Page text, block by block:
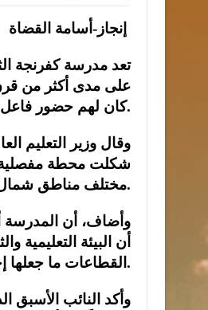
على مدى أكثر من قرن
كان لهم حضور فاعل في مسيرة التنمية والبناء.
وقال وزير التعليم
شكلت محطة مفصلية
مختلف مناطق شمال المملكة في وقت كانت فيه فرص التعليم محدودة.
وأضاف، أن المدرسة
أن البيئة
القطاعات ما جعلها إحدى المدارس الأكثر تأثيراً في تاريخ التعليم الوطني.
وأكد النائب الأسبق